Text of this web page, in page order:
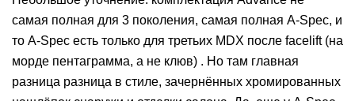
самая полная для 3 поколения, самая полная A-Spec, и
то A-Spec есть только для третьих MDX после facelift (на
морде пентаграмма, а не клюв) . Но там главная
разница разница в стиле, зачернённых хромированных